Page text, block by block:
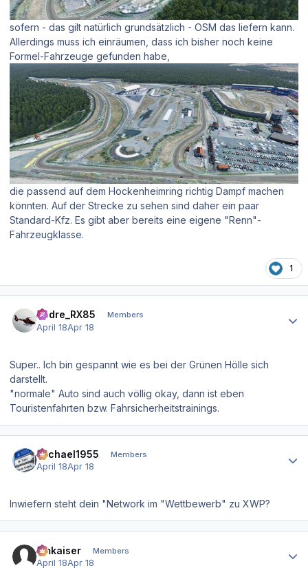
sofern - das gilt natürlich grundsätzlich - OSM das liefern kann.
Allerdings muss ich einräumen, dass ich bisher noch keine
Formel-Fahrzeuge gefunden habe,
die passend auf dem Hockenheimring richtig Dampf machen
könnten. Auf der Strecke zu sehen sind daher ein paar
Standard-Kfz. Es gibt aber bereits eine eigene "Renn"-
Fahrzeugklasse.
1
Andre_RX85 Members
April 18Apr 18
Super.. Ich bin gespannt wie es bei der Grünen Hölle sich
darstellt.
"normale" Auto sind auch völlig okay, dann ist eben
Touristenfahrten bzw. Fahrsicherheitstrainings.
Michael1955 Members
April 18Apr 18
Inwiefern steht dein "Network im "Wettbewerb" zu XWP?
hmkaiser Members
April 18Apr 18